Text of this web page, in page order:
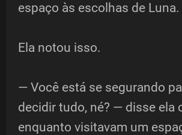
espaço às escolhas de Luna.
Ela notou isso.
— Você está se segurando
decidir tudo, né? — disse ela
enquanto visitavam um